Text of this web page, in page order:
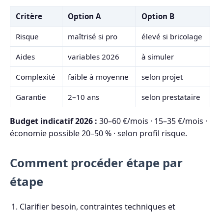
Critère Option A Option B
Risque maîtrisé si pro élevé si bricolage
Aides variables 2026 à simuler
Complexité faible à moyenne selon projet
Garantie 2–10 ans selon prestataire
Budget indicatif 2026 : 30–60 €/mois · 15–35 €/mois ·
économie possible 20–50 % · selon profil risque.
Comment procéder étape par
étape
Clarifier besoin, contraintes techniques et